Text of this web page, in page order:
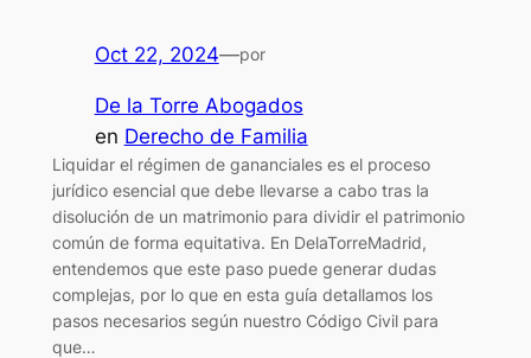
Oct 22, 2024—por
De la Torre Abogados
en Derecho de Familia
Liquidar el régimen de gananciales es el proceso
jurídico esencial que debe llevarse a cabo tras la
disolución de un matrimonio para dividir el patrimonio
común de forma equitativa. En DelaTorreMadrid,
entendemos que este paso puede generar dudas
complejas, por lo que en esta guía detallamos los
pasos necesarios según nuestro Código Civil para
que…